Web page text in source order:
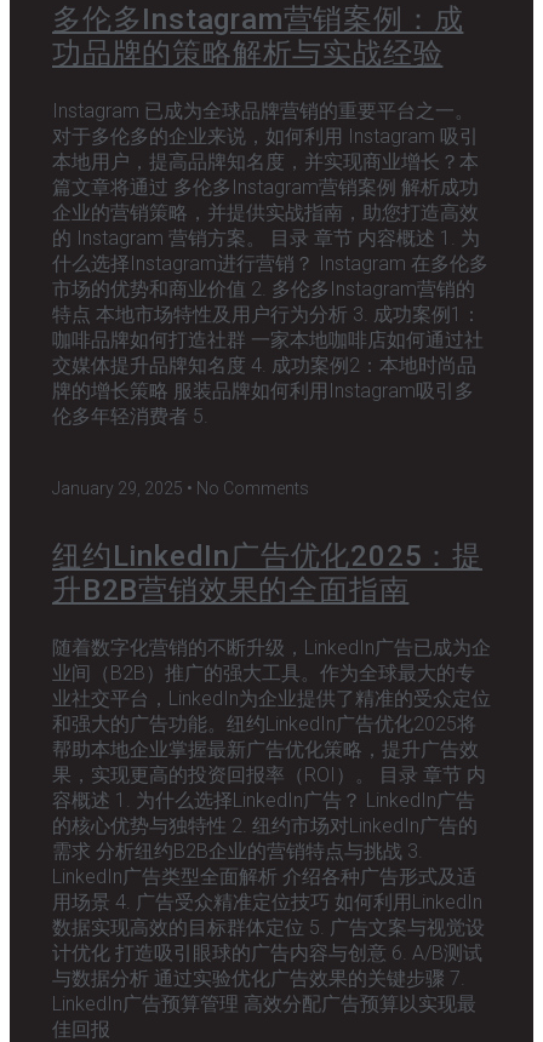
多伦多Instagram营销案例：成
功品牌的策略解析与实战经验
Instagram 已成为全球品牌营销的重要平台之一。
对于多伦多的企业来说，如何利用 Instagram 吸引
本地用户，提高品牌知名度，并实现商业增长？本
篇文章将通过 多伦多Instagram营销案例 解析成功
企业的营销策略，并提供实战指南，助您打造高效
的 Instagram 营销方案。 目录 章节 内容概述 1. 为
什么选择Instagram进行营销？ Instagram 在多伦多
市场的优势和商业价值 2. 多伦多Instagram营销的
特点 本地市场特性及用户行为分析 3. 成功案例1：
咖啡品牌如何打造社群 一家本地咖啡店如何通过社
交媒体提升品牌知名度 4. 成功案例2：本地时尚品
牌的增长策略 服装品牌如何利用Instagram吸引多
伦多年轻消费者 5.
January 29, 2025 No Comments
纽约LinkedIn广告优化2025：提
升B2B营销效果的全面指南
随着数字化营销的不断升级，LinkedIn广告已成为企
业间（B2B）推广的强大工具。作为全球最大的专
业社交平台，LinkedIn为企业提供了精准的受众定位
和强大的广告功能。纽约LinkedIn广告优化2025将
帮助本地企业掌握最新广告优化策略，提升广告效
果，实现更高的投资回报率（ROI）。 目录 章节 内
容概述 1. 为什么选择LinkedIn广告？ LinkedIn广告
的核心优势与独特性 2. 纽约市场对LinkedIn广告的
需求 分析纽约B2B企业的营销特点与挑战 3.
LinkedIn广告类型全面解析 介绍各种广告形式及适
用场景 4. 广告受众精准定位技巧 如何利用LinkedIn
数据实现高效的目标群体定位 5. 广告文案与视觉设
计优化 打造吸引眼球的广告内容与创意 6. A/B测试
与数据分析 通过实验优化广告效果的关键步骤 7.
LinkedIn广告预算管理 高效分配广告预算以实现最
佳回报